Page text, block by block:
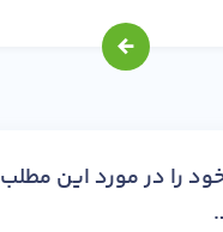
را در مورد این مطلب